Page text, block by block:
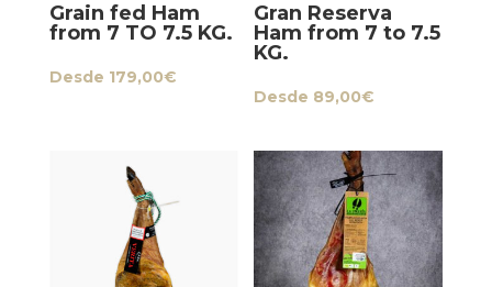
Grain fed Ham
from 7 TO 7.5 KG.
Desde 179,00€
Gran Reserva
Ham from 7 to 7.5
KG.
Desde 89,00€